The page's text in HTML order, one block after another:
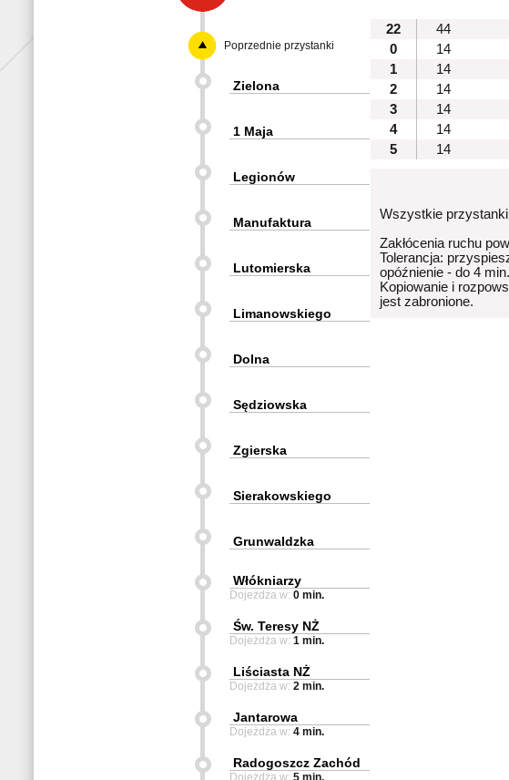
22
44
0
14
1
14
2
14
3
14
4
14
5
14
Wszystkie
Zakłócenia ruchu
Tolerancja:
opóźnienie - do 4 min.
Kopiowanie i
jest zabronione.
Poprzednie przystanki
Zielona
1 Maja
Legionów
Manufaktura
Lutomierska
Limanowskiego
Dolna
Sędziowska
Zgierska
Sierakowskiego
Grunwaldzka
Włókniarzy
Dojeżdża w: 0 min.
Św. Teresy NŻ
Dojeżdża w: 1 min.
Liściasta NŻ
Dojeżdża w: 2 min.
Jantarowa
Dojeżdża w: 4 min.
Radogoszcz Zachód
Dojeżdża w: 5 min.